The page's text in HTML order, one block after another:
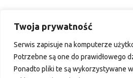
Twoja prywatność
Serwis zapisuje na komputerze
Potrzebne są one do prawidłowego
Ponadto pliki te są wykorzystywane
Dyskusja